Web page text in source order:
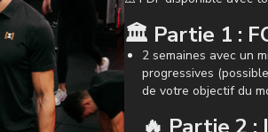
🏛️ Partie 1 :
2 semaines avec un
progressives
de votre objectif du